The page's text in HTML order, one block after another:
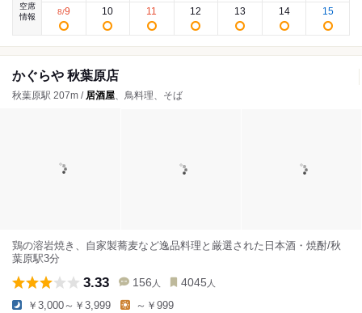
空席
情報
8/9 10 11 12 13 14 15
かぐらや 秋葉原店
秋葉原駅 207m / 居酒屋、鳥料理、そば
鶏の溶岩焼き、自家製蕎麦など逸品料理と厳選された日本酒・焼酎/秋
葉原駅3分
3.33 156 人 4045 人
￥3,000～￥3,999 ～￥999